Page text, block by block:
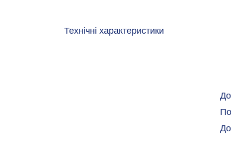
Технічні характеристики